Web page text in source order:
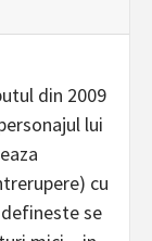
din 2009
lui
cu
se